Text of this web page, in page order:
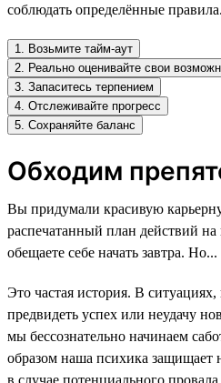
соблюдать определённые правила.
1. Возьмите тайм-аут
2. Реально оценивайте свои
3. Запаситесь терпением
4. Отслеживайте прогресс
5. Сохраняйте баланс
Обходим
Вы придумали красивую
распечатанный план действий
обещаете себе начать завтра.
Это частая история. В
предвидеть успех или неудачу
мы бессознательно начинаем
образом наша психика защищает
в случае потенциального